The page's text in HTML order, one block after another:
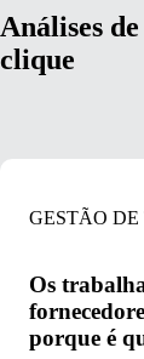
Análises
clique
GESTÃO
Os
porque é